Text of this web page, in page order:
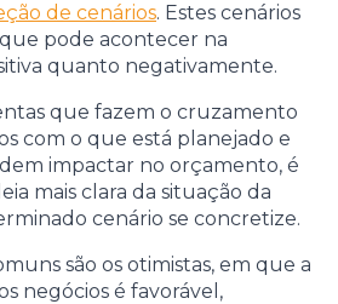
de cenários. Estes cenários
pode acontecer na
quanto negativamente.
que fazem o cruzamento
com o que está planejado e
impactar no orçamento, é
mais clara da situação da
cenário se concretize.
são os otimistas, em que a
negócios é favorável,